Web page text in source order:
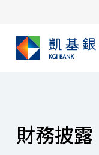
財務披露
財務披露